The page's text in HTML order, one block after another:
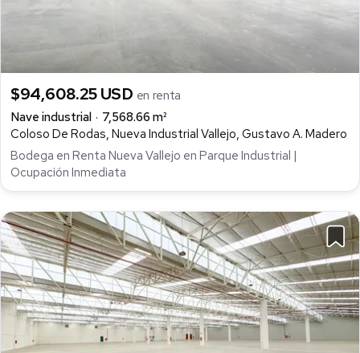
$94,608.25 USD en renta
Nave industrial
7,568.66 m²
Coloso De Rodas, Nueva Industrial Vallejo, Gustavo A. Madero
Bodega en Renta Nueva Vallejo en Parque Industrial |
Ocupación Inmediata